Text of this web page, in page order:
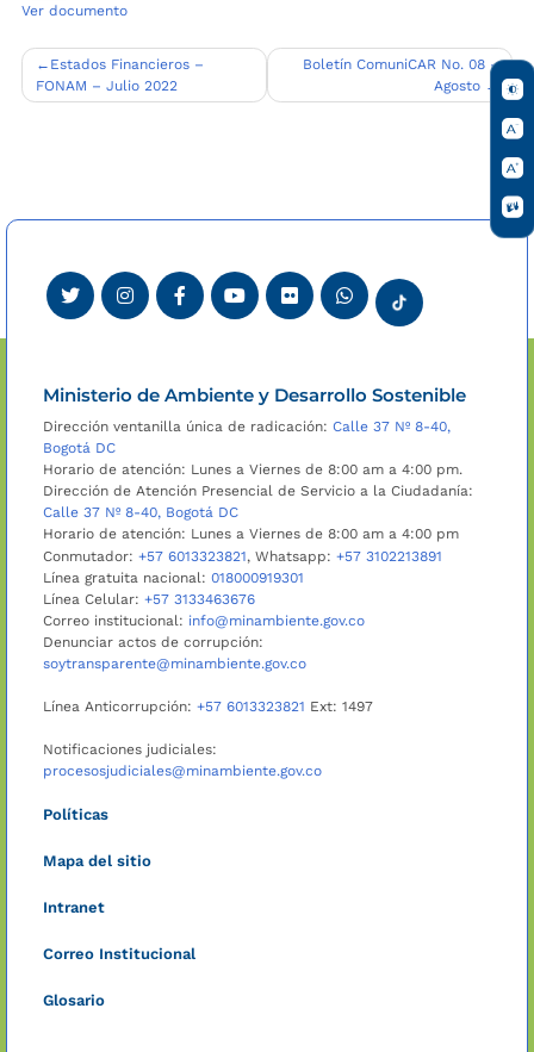
Ver documento
Navegación
de
Estados Financieros –
FONAM – Julio 2022
Boletín ComuniCAR No. 08 –
Agosto
Ministerio de Ambiente y Desarrollo Sostenible
Dirección ventanilla única de radicación: Calle 37 Nº 8-40,
Bogotá DC
Horario de atención: Lunes a Viernes de 8:00 am a 4:00 pm.
Dirección de Atención Presencial de Servicio a la Ciudadanía:
Calle 37 Nº 8-40, Bogotá DC
Horario de atención: Lunes a Viernes de 8:00 am a 4:00 pm
Conmutador: +57 6013323821, Whatsapp: +57 3102213891
Línea gratuita nacional: 018000919301
Línea Celular: +57 3133463676
Correo institucional: info@minambiente.gov.co
Denunciar actos de corrupción:
soytransparente@minambiente.gov.co
Línea Anticorrupción: +57 6013323821 Ext: 1497
Notificaciones judiciales:
procesosjudiciales@minambiente.gov.co
Políticas
Mapa del sitio
Intranet
Correo Institucional
Glosario